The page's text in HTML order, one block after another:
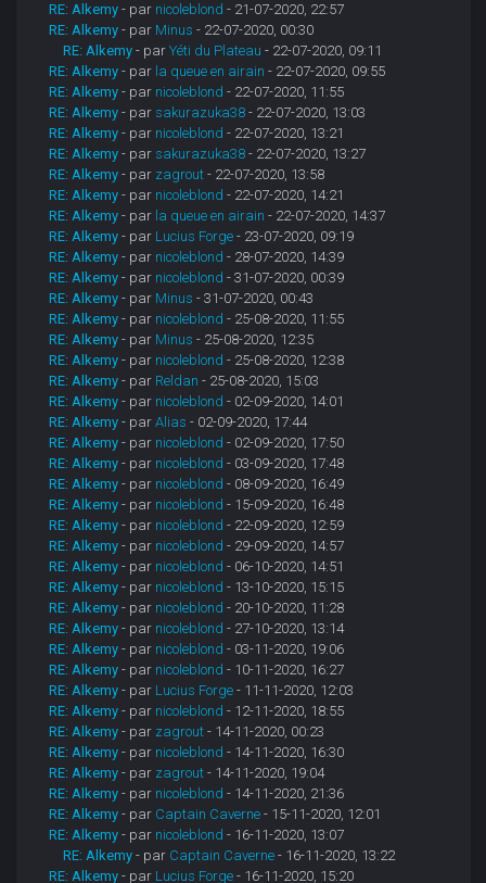
RE: Alkemy - par nicoleblond - 21-07-2020, 22:57
RE: Alkemy - par Minus - 22-07-2020, 00:30
RE: Alkemy - parYéti du Plateau - 22-07-2020, 09:11
RE: Alkemy - par la queue en airain - 22-07-2020, 09:55
RE: Alkemy - par nicoleblond - 22-07-2020, 11:55
RE: Alkemy - par sakurazuka38 - 22-07-2020, 13:03
RE: Alkemy - par nicoleblond - 22-07-2020, 13:21
RE: Alkemy - par sakurazuka38 - 22-07-2020, 13:27
RE: Alkemy - par zagrout - 22-07-2020, 13:58
RE: Alkemy - par nicoleblond - 22-07-2020, 14:21
RE: Alkemy - par la queue en airain - 22-07-2020, 14:37
RE: Alkemy - par Lucius Forge - 23-07-2020, 09:19
RE: Alkemy - par nicoleblond - 28-07-2020, 14:39
RE: Alkemy - par nicoleblond - 31-07-2020, 00:39
RE: Alkemy - par Minus - 31-07-2020, 00:43
RE: Alkemy - par nicoleblond - 25-08-2020, 11:55
RE: Alkemy - par Minus - 25-08-2020, 12:35
RE: Alkemy - par nicoleblond - 25-08-2020, 12:38
RE: Alkemy - par Reldan - 25-08-2020, 15:03
RE: Alkemy - par nicoleblond - 02-09-2020, 14:01
RE: Alkemy - parAlias - 02-09-2020, 17:44
RE: Alkemy - par nicoleblond - 02-09-2020, 17:50
RE: Alkemy - par nicoleblond - 03-09-2020, 17:48
RE: Alkemy - par nicoleblond - 08-09-2020, 16:49
RE: Alkemy - par nicoleblond - 15-09-2020, 16:48
RE: Alkemy - par nicoleblond - 22-09-2020, 12:59
RE: Alkemy - par nicoleblond - 29-09-2020, 14:57
RE: Alkemy - par nicoleblond - 06-10-2020, 14:51
RE: Alkemy - par nicoleblond - 13-10-2020, 15:15
RE: Alkemy - par nicoleblond - 20-10-2020, 11:28
RE: Alkemy - par nicoleblond - 27-10-2020, 13:14
RE: Alkemy - par nicoleblond - 03-11-2020, 19:06
RE: Alkemy - par nicoleblond - 10-11-2020, 16:27
RE: Alkemy - par Lucius Forge - 11-11-2020, 12:03
RE: Alkemy - par nicoleblond - 12-11-2020, 18:55
RE: Alkemy - par zagrout - 14-11-2020, 00:23
RE: Alkemy - par nicoleblond - 14-11-2020, 16:30
RE: Alkemy - par zagrout - 14-11-2020, 19:04
RE: Alkemy - par nicoleblond - 14-11-2020, 21:36
RE: Alkemy - par Captain Caverne - 15-11-2020, 12:01
RE: Alkemy - par nicoleblond - 16-11-2020, 13:07
RE: Alkemy - par Captain Caverne - 16-11-2020, 13:22
RE: Alkemy - par Lucius Forge - 16-11-2020, 15:20